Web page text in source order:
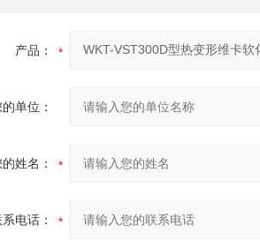
产品：
单位：
姓名：
电话：